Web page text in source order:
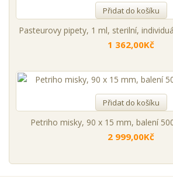
Přidat do košíku
1 362,00Kč
Přidat do košíku
Petriho misky, 90 x 15 mm, balení
2 999,00Kč